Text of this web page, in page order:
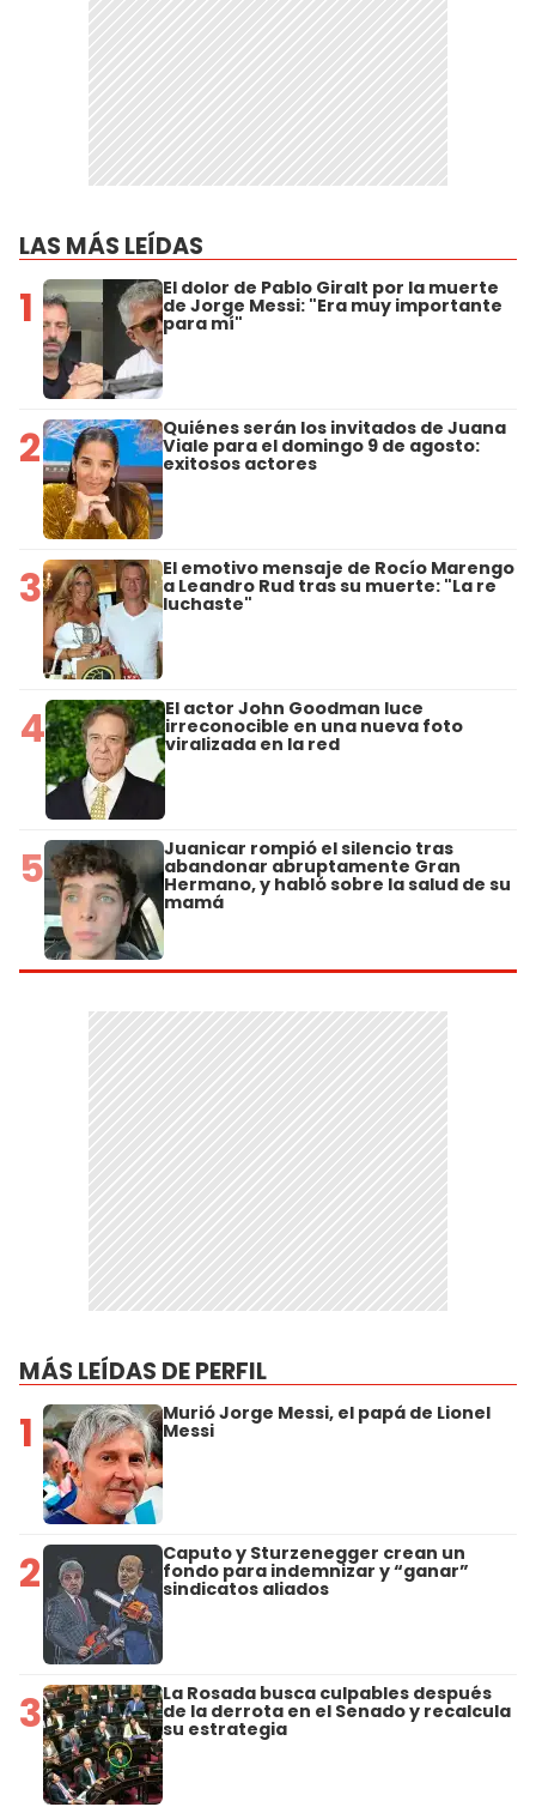
LAS MÁS LEÍDAS
1 El dolor de Pablo Giralt por la muerte
de Jorge Messi: "Era muy importante
para mí"
2 Quiénes serán los invitados de Juana
Viale para el domingo 9 de agosto:
exitosos actores
3 El emotivo mensaje de Rocío Marengo
a Leandro Rud tras su muerte: "La re
luchaste"
4 El actor John Goodman luce
irreconocible en una nueva foto
viralizada en la red
5 Juanicar rompió el silencio tras
abandonar abruptamente Gran
Hermano, y habló sobre la salud de su
mamá
MÁS LEÍDAS DE PERFIL
1 Murió Jorge Messi, el papá de Lionel
Messi
2 Caputo y Sturzenegger crean un
fondo para indemnizar y “ganar”
sindicatos aliados
3 La Rosada busca culpables después
de la derrota en el Senado y recalcula
su estrategia